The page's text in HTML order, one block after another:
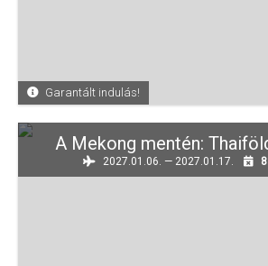
Garantált indulás!
A Mekong mentén:
2027.01.06. — 2027.01.17.